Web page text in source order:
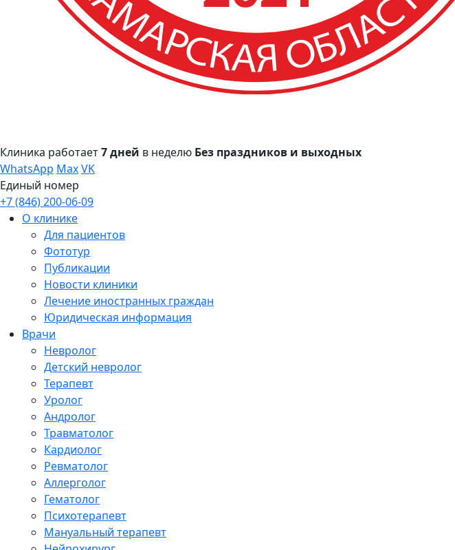
Клиника работает7 дней в неделю Без праздников и выходных
WhatsApp MaxVK
Единый номер
+7 (846) 200-06-09
О клинике
Для пациентов
Фототур
Публикации
Новости клиники
Лечение иностранных граждан
Юридическая информация
Врачи
Невролог
Детский невролог
Терапевт
Уролог
Андролог
Травматолог
Кардиолог
Ревматолог
Аллерголог
Гематолог
Психотерапевт
Мануальный терапевт